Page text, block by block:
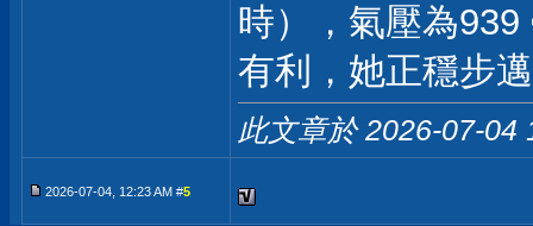
時），氣壓為
有利，她正穩步
此文章於 2026-07-04
2026-07-04, 12:23 AM #5